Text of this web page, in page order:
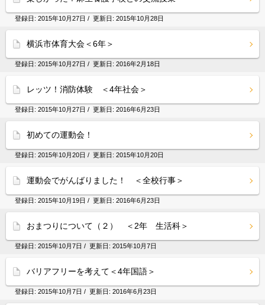
登録日: 2015年10月27日 / 更新日: 2015年10月28日
横浜市体育大会＜6年＞
登録日: 2015年10月27日 / 更新日: 2016年2月18日
レッツ！消防体験 ＜4年社会＞
登録日: 2015年10月27日 / 更新日: 2016年6月23日
初めての運動会！
登録日: 2015年10月20日 / 更新日: 2015年10月20日
運動会でがんばりました！ ＜全校行事＞
登録日: 2015年10月19日 / 更新日: 2016年6月23日
おまつりについて（２） ＜2年 生活科＞
登録日: 2015年10月7日 / 更新日: 2015年10月7日
バリアフリーを考えて＜4年国語＞
登録日: 2015年10月7日 / 更新日: 2016年6月23日